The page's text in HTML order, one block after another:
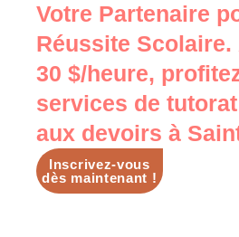
Votre Partenaire
Réussite
30 $/heure,
services de tutorat
aux devoirs à
Inscrivez-vous
dès maintenant !